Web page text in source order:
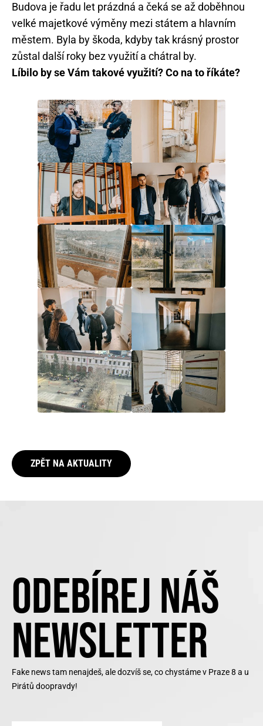
Budova je řadu let prázdná a čeká se až doběhnou
velké majetkové výměny mezi státem a hlavním
městem. Byla by škoda, kdyby tak krásný prostor
zůstal další roky bez využití a chátral by.
Líbilo by se Vám takové využití? Co na to říkáte?
ZPĚT NA AKTUALITY
ODEBÍREJ NÁŠ
NEWSLETTER
Fake news tam nenajdeš, ale dozvíš se, co chystáme v Praze 8 a u
Pirátů doopravdy!